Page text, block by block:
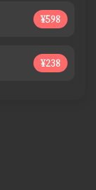
¥598
¥238